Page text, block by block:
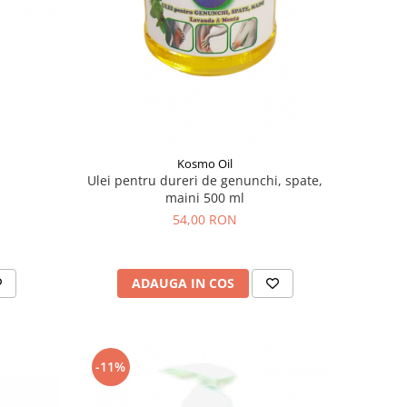
Kosmo Oil
Ulei pentru dureri de genunchi, spate,
maini 500 ml
54,00 RON
ADAUGA IN COS
-11%